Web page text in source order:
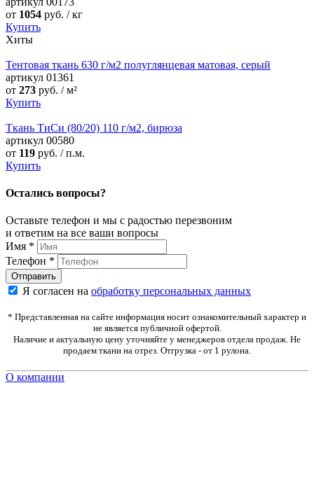
от 1054 руб. / кг
Купить
Хиты
Тентовая ткань 630 г/м2 полуглянцевая матовая, серый
артикул 01361
от 273 руб. / м²
Купить
Ткань ТиСи (80/20) 110 г/м2, бирюза
артикул 00580
от 119 руб. / п.м.
Купить
Остались вопросы?
Оставьте телефон и мы с радостью перезвоним
и ответим на все ваши вопросы
Имя *
Телефон *
Я согласен на обработку персональных данных
* Представленная на сайте информация носит ознакомительный характер и
не является публичной офертой.
Наличие и актуальную цену уточняйте у менеджеров отдела продаж. Не
продаем ткани на отрез. Отгрузка - от 1 рулона.
О компании